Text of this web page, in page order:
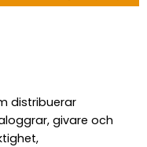
distribuerar
givare och